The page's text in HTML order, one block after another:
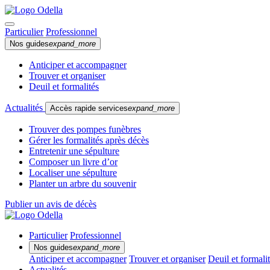
Particulier Professionnel
Nos guidesexpand_more
Anticiper et accompagner
Trouver et organiser
Deuil et formalités
Actualités Accès rapide servicesexpand_more
Trouver des pompes funèbres
Gérer les formalités après décès
Entretenir une sépulture
Composer un livre d’or
Localiser une sépulture
Planter un arbre du souvenir
Publier un avis de décès
Particulier Professionnel
Nos guidesexpand_more
Anticiper et accompagner Trouver et organiser Deuil et